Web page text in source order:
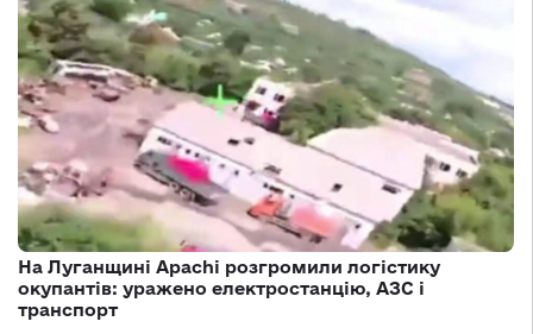
На Луганщині Apachi розгромили логістику
окупантів: уражено електростанцію, АЗС і
транспорт